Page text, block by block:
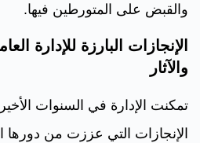
والقبض على المتورطين فيها.
الإنجازات البارزة للإدارة
والآثار
تمكنت الإدارة في السنوات
الإنجازات التي عززت من دورها